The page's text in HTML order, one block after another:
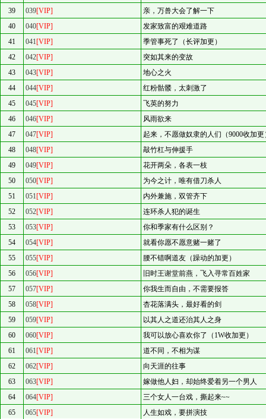
39 039[VIP]
亲，万兽大会了解一下
40
040[VIP]
发家致富的艰难道路
41
041[VIP]
季管事死了（长评加更）
42
042[VIP]
突如其来的变故
43
043[VIP]
地心之火
44
044[VIP]
红粉骷髅，太刺激了
45
045[VIP]
飞英的努力
46
046[VIP]
风雨欲来
47
047[VIP]
起来，不愿做奴隶的人们（9000收加更
48
048[VIP]
敲竹杠与伸援手
49
049[VIP]
花开两朵，各表一枝
50
050[VIP]
为今之计，唯有借刀杀人
51
051[VIP]
内外兼施，双管齐下
52
052[VIP]
连环杀人犯的诞生
53
053[VIP]
你和季家有什么区别？
54
054[VIP]
就看你愿不愿意赌一赌了
55
055[VIP]
腰不错啊道友（躁动的加更）
56
056[VIP]
旧时王谢堂前燕，飞入寻常百姓家
57
057[VIP]
你我生而自由，不需要报答
58
058[VIP]
杏花落满头，最好看的剑
59
059[VIP]
以其人之道还治其人之身
60
060[VIP]
我可以放心喜欢你了（1W收加更）
61
061[VIP]
道不同，不相为谋
62
062[VIP]
向天涯的往事
63
063[VIP]
嫁做他人妇，却始终爱着另一个男人
64
064[VIP]
三个女人一台戏，撕起来~~
65
065[VIP]
人生如戏，要拼演技